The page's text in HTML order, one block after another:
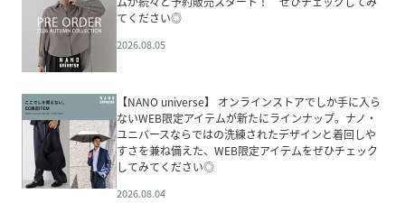
てください◎
2026.08.05
【NANO universe】 オンラインストアでしか手に入ら
ないWEB限定アイテムが新たにラインナップ。ナノ・
ユニバースならではの洗練されたデザインと着回しや
すさを兼ね備えた、WEB限定アイテムをぜひチェック
してみてください◎
2026.08.04